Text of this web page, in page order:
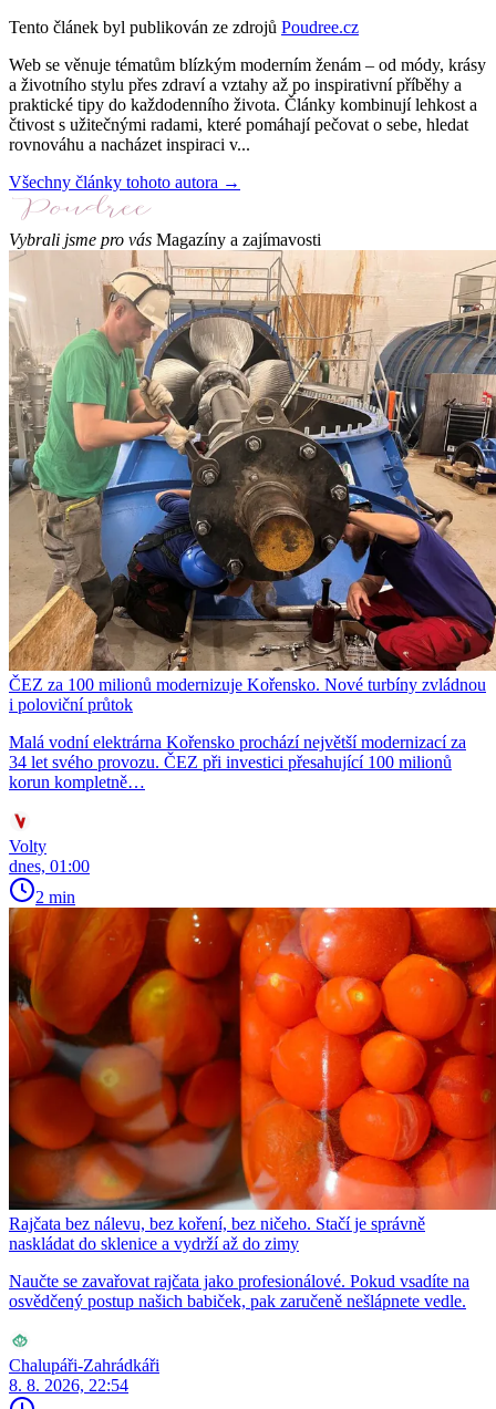
Tento článek byl publikován ze zdrojů Poudree.cz
Web se věnuje tématům blízkým moderním ženám – od módy, krásy
a životního stylu přes zdraví a vztahy až po inspirativní příběhy a
praktické tipy do každodenního života. Články kombinují lehkost a
čtivost s užitečnými radami, které pomáhají pečovat o sebe, hledat
rovnováhu a nacházet inspiraci v...
Všechny články tohoto autora →
Vybrali jsme pro vás Magazíny a zajímavosti
ČEZ za 100 milionů modernizuje Kořensko. Nové turbíny zvládnou
i poloviční průtok
Malá vodní elektrárna Kořensko prochází největší modernizací za
34 let svého provozu. ČEZ při investici přesahující 100 milionů
korun kompletně…
Volty
dnes, 01:00
2 min
Rajčata bez nálevu, bez koření, bez ničeho. Stačí je správně
naskládat do sklenice a vydrží až do zimy
Naučte se zavařovat rajčata jako profesionálové. Pokud vsadíte na
osvědčený postup našich babiček, pak zaručeně nešlápnete vedle.
Chalupáři-Zahrádkáři
8. 8. 2026, 22:54